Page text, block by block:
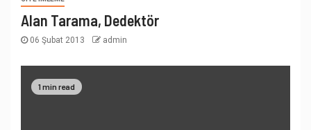
Alan Tarama, Dedektör
06 Şubat 2013 admin
1 min read